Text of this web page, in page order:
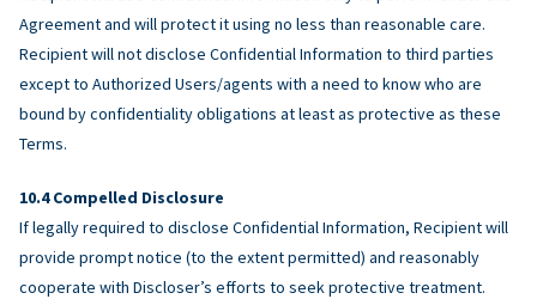
Agreement and will protect it using no less than reasonable care.
Recipient will not disclose Confidential Information to third parties
except to Authorized Users/agents with a need to know who are
bound by confidentiality obligations at least as protective as these
Terms.
Compelled Disclosure
If legally required to disclose Confidential Information, Recipient will
provide prompt notice (to the extent permitted) and reasonably
cooperate with Discloser’s efforts to seek protective treatment.